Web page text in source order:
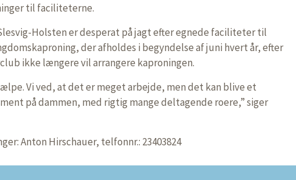
til faciliteterne.
Holsten er desperat på jagt efter egnede faciliteter til
der afholdes i begyndelse af juni hvert år, efter
ikke længere vil arrangere kaproningen.
Vi ved, at det er meget arbejde, men det kan blive et
på dammen, med rigtig mange deltagende roere,” siger
Anton Hirschauer, telfonnr.: 23403824